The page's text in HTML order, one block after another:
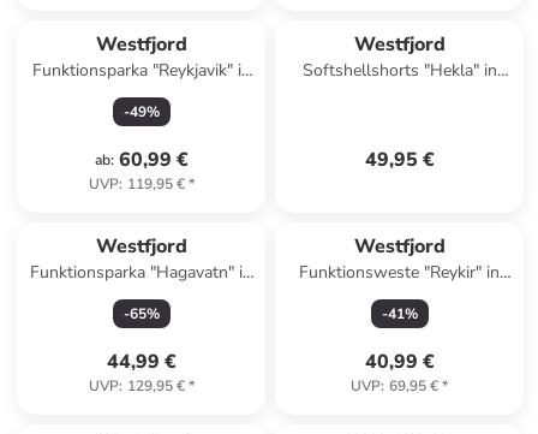
Westfjord
Funktionsparka "Reykjavik" in
Gelb
-49%
ab: 60,99 €
UVP: 119,95 €*
Westfjord
Softshellshorts "Hekla" in
49,95 €
Westfjord
Funktionsparka "Hagavatn" in
Grau
-65%
44,99 €
UVP: 129,95 €*
Westfjord
Funktionsweste "Reykir" in
Oliv
-41%
40,99 €
UVP: 69,95 €*